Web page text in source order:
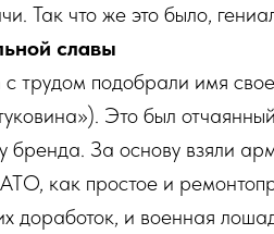
Так что же это было,
славы
трудом подобрали имя
Это был
бренда. За основу взяли
как простое и
доработок, и военная